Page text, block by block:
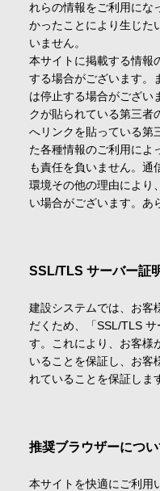
採用情報
お問合せ・申込
資料請求
サイト内検索
れらの情報をご利用にな
かったことにより生じた
いません。
本サイトに掲載する情報
する場合がございます。
は停止する場合がござい
クが貼られている第三者
へリンクを貼っている第
た各種情報のご利用によ
も責任を負いません。通
環境その他の理由により
い場合がございます。あ
SSL/TLS サーバー証
建設システムでは、お客
だくため、「SSL/TLS
す。これにより、お客様
いることを保証し、お客
れていることを保証しま
推奨ブラウザーについ
本サイトを快適にご利用